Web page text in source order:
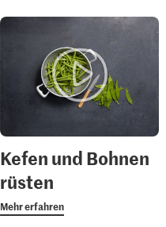
Kefen und Bohnen
rüsten
Mehr erfahren